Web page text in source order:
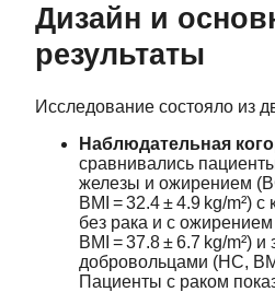
Дизайн и
результаты
Исследование состояло из
Наблюдательная
сравнивались
железы и ожирением
BMI = 32.4 ± 4.9 kg/m²)
без рака и с ожирением
BMI = 37.8 ± 6.7 kg/m²)
добровольцами (HC,
Пациенты с раком